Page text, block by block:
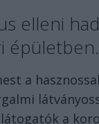
elleni
épületben.
a
a